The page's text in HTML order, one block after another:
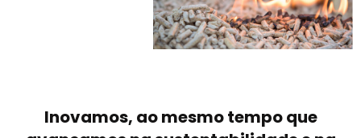
Inovamos, ao mesmo tempo que